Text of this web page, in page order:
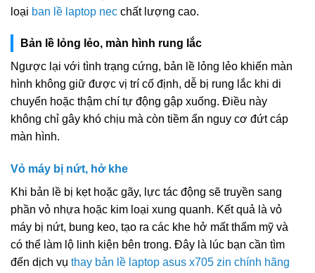
loại ban lề laptop nec chất lượng cao.
Bản lề lỏng lẻo, màn hình rung lắc
Ngược lại với tình trạng cứng, bản lề lỏng lẻo khiến màn
hình không giữ được vị trí cố định, dễ bị rung lắc khi di
chuyển hoặc thậm chí tự động gập xuống. Điều này
không chỉ gây khó chịu mà còn tiềm ẩn nguy cơ đứt cáp
màn hình.
Vỏ máy bị nứt, hở khe
Khi bản lề bị kẹt hoặc gãy, lực tác động sẽ truyền sang
phần vỏ nhựa hoặc kim loại xung quanh. Kết quả là vỏ
máy bị nứt, bung keo, tạo ra các khe hở mất thẩm mỹ và
có thể làm lộ linh kiện bên trong. Đây là lúc bạn cần tìm
đến dịch vụ thay bản lề laptop asus x705 zin chính hãng